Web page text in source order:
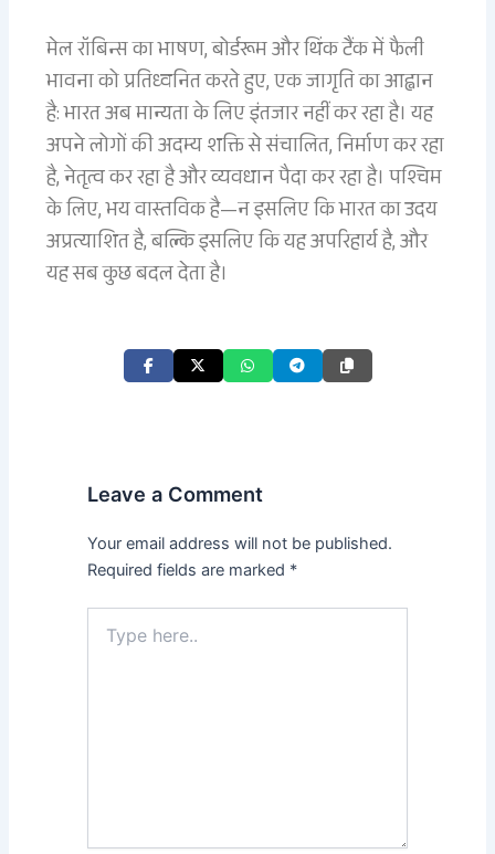
मेल रॉबिन्स का भाषण, बोर्डरूम और थिंक टैंक में फैली
भावना को प्रतिध्वनित करते हुए, एक जागृति का आह्वान
है: भारत अब मान्यता के लिए इंतजार नहीं कर रहा है। यह
अपने लोगों की अदम्य शक्ति से संचालित, निर्माण कर रहा
है, नेतृत्व कर रहा है और व्यवधान पैदा कर रहा है। पश्चिम
के लिए, भय वास्तविक है—न इसलिए कि भारत का उदय
अप्रत्याशित है, बल्कि इसलिए कि यह अपरिहार्य है, और
यह सब कुछ बदल देता है।
Leave a Comment
Your email address will not be published.
Required fields are marked *
here..